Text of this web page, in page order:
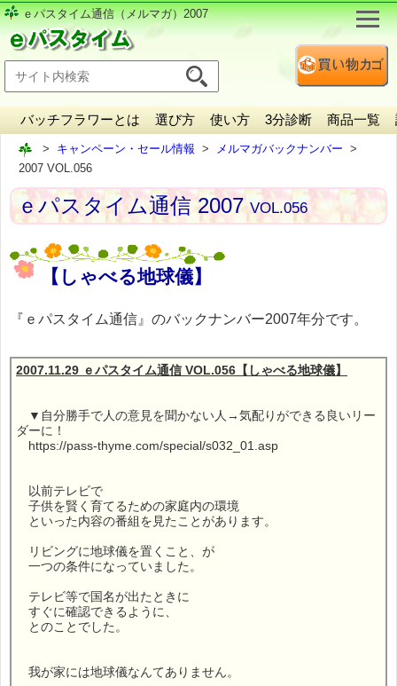
ｅパスタイム通信（メルマガ）2007
バッチフラワーとは 選び方 使い方 3分診断 商品一覧
キャンペーン・セール情報
メルマガバックナンバー
2007 VOL.056
ｅパスタイム通信 2007VOL.056
【しゃべる地球儀】
『ｅパスタイム通信』のバックナンバー2007年分です。
2007.11.29 ｅパスタイム通信 VOL.056【しゃべる地球儀】
▼自分勝手で人の意見を聞かない人→気配りができる良いリー
ダーに！
https://pass-thyme.com/special/s032_01.asp
以前テレビで
子供を賢く育てるための家庭内の環境
といった内容の番組を見たことがあります。
リビングに地球儀を置くこと、が
一つの条件になっていました。
テレビ等で国名が出たときに
すぐに確認できるように、
とのことでした。
我が家には地球儀なんてありません。